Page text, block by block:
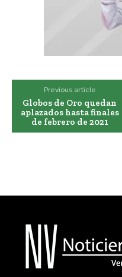
Previous article
Globos de Oro quedan
aplazados hasta finales
de febrero de 2021